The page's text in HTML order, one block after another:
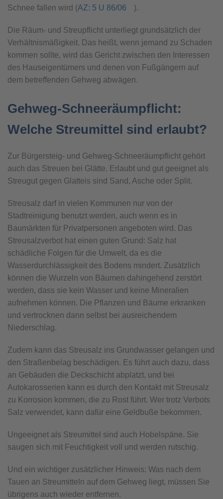
Schnee fallen wird (AZ: 5 U 86/06 ).
Die Räum- und Streupflicht unterliegt grundsätzlich der
Verhältnismäßigkeit. Das heißt, wenn jemand zu Schaden
kommen sollte, wird das Gericht zwischen den Interessen
des Hauseigentümers und denen von Fußgängern auf
dem betreffenden Gehweg abwägen.
Gehweg-Schneeräumpflicht:
Welche Streu­mittel sind erlaubt?
Zur Bürgersteig- und Gehweg-Schneeräumpflicht gehört
auch das Streuen bei Glätte. Erlaubt und gut geeignet als
Streugut gegen Glatteis sind Sand, Asche oder Split.
Streusalz darf in vielen Kommunen nur von der
Stadtreinigung benutzt werden, auch wenn es in
Baumärkten für Privatpersonen angeboten wird. Das
Streusalzverbot hat einen guten Grund: Salz hat
schädliche Folgen für die Umwelt, da es die
Wasserdurchlässigkeit des Bodens mindert. Zusätzlich
können die Wurzeln von Bäumen dahingehend zerstört
werden, dass sie kein Wasser und keine Mineralien
aufnehmen können. Die Pflanzen und Bäume erkranken
und vertrocknen dann selbst bei ausreichendem
Niederschlag.
Zudem kann das Streusalz ins Grundwasser gelangen und
den Straßenbelag beschädigen. Es führt auch dazu, dass
an Gebäuden die Deckschicht abplatzt, und bei
Autokarosserien kann es durch den Kontakt mit Streusalz
zu Korrosion kommen, die zu Rost führt. Wer trotz Verbots
Salz verwendet, kann dafür eine Geldbuße bekommen.
Ungeeignet als Streumittel sind auch Hobelspäne. Sie
saugen sich mit Feuchtigkeit voll und werden rutschig.
Und ein wichtiger zusätzlicher Hinweis: Was nach dem
Tauen an Streumitteln auf dem Gehweg liegt, müssen Sie
übrigens auch wieder entfernen.